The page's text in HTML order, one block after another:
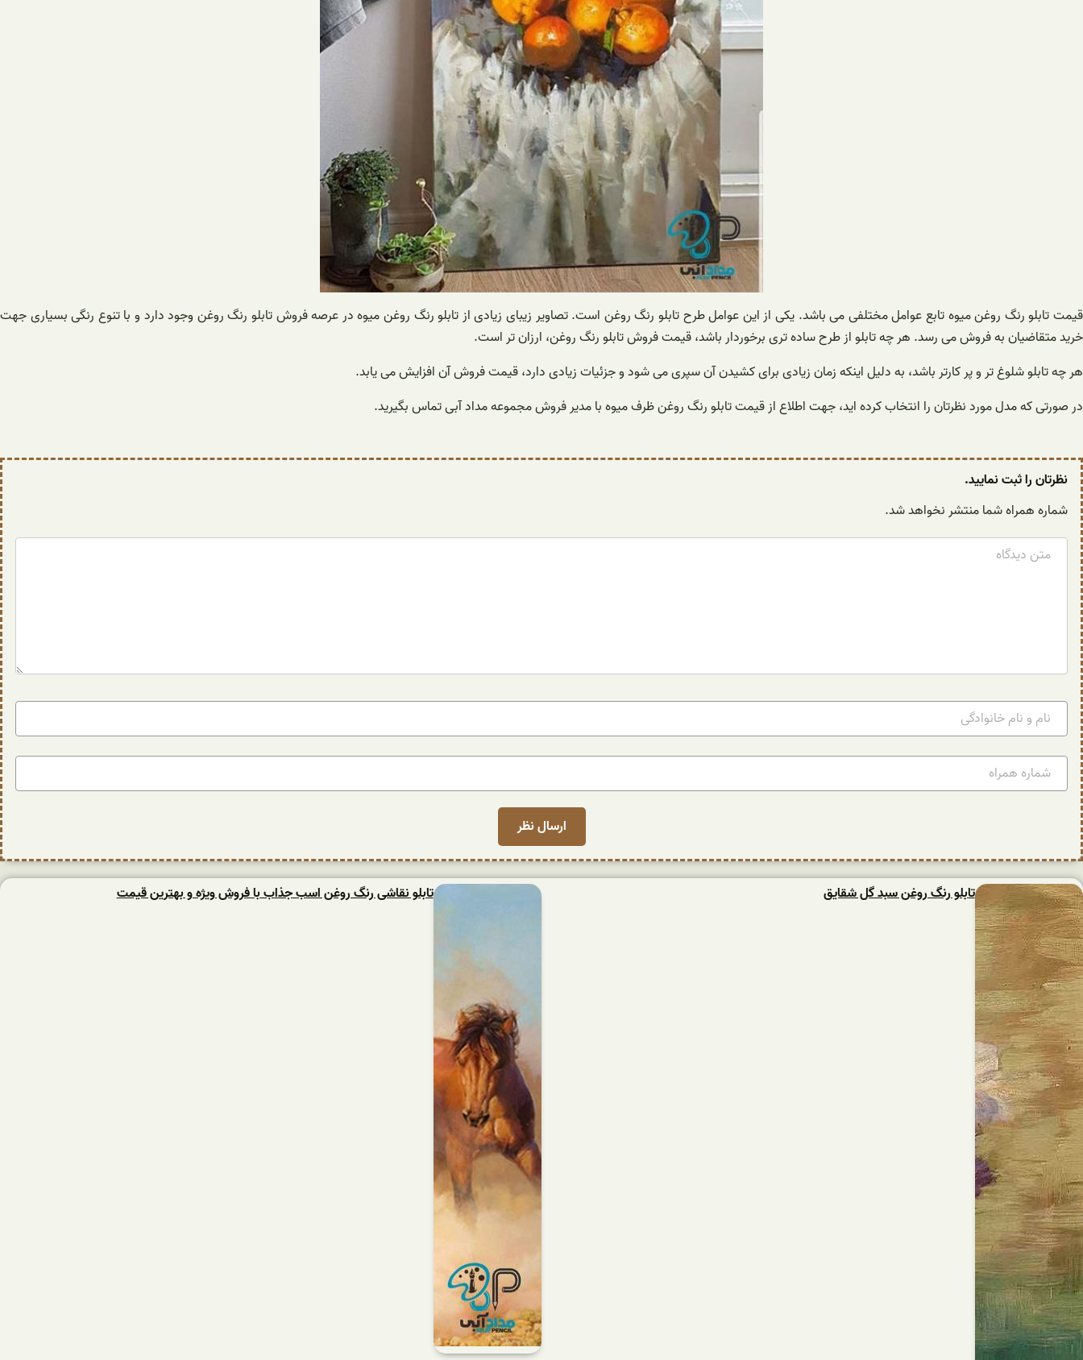
قیمت تابلو رنگ روغن میوه تابع عوامل مختلفی می باشد. یکی از این عوامل طرح تابلو رنگ روغن است. تصاویر زیبای زیادی از تابلو رنگ روغن میوه در عرصه فروش تابلو رنگ روغن وجود دارد و با تنوع رنگی بسیاری جهت
خرید متقاضیان به فروش می رسد. هر چه تابلو از طرح ساده تری برخوردار باشد، قیمت فروش تابلو رنگ روغن، ارزان تر است.
هر چه تابلو شلوغ تر و پر کارتر باشد، به دلیل اینکه زمان زیادی برای کشیدن آن سپری می شود و جزئیات زیادی دارد، قیمت فروش آن افزایش می یابد.
در صورتی که مدل مورد نظرتان را انتخاب کرده اید، جهت اطلاع از قیمت تابلو رنگ روغن ظرف میوه با مدیر فروش مجموعه مداد آبی تماس بگیرید.
نظرتان را ثبت نمایید.
شماره همراه شما منتشر نخواهد شد.
تابلو رنگ روغن سبد گل شقایق تابلو نقاشی رنگ روغن اسب جذاب با فروش ویژه و بهترین قیمت